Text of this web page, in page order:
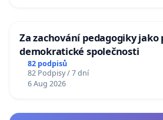
Za zachování pedagogiky jako
demokratické společnosti
82 podpisů
82 Podpisy / 7 dní
6 Aug 2026